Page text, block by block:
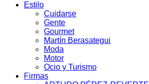
Estilo
Cuidarse
Gente
Gourmet
Martín Berasategui
Moda
Motor
Ocio y Turismo
Firmas